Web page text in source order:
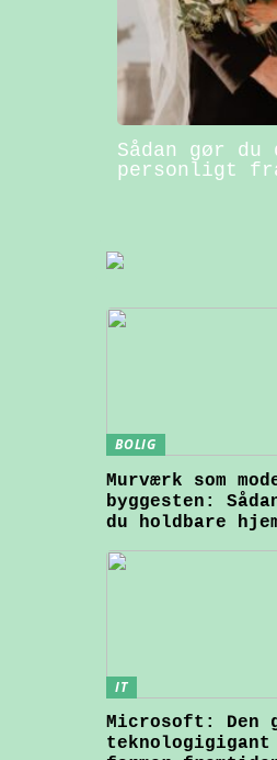
Sådan gør
personligt
BOLIG
Murværk som
byggesten:
du holdbare
IT
Microsoft: Den
teknologigigant